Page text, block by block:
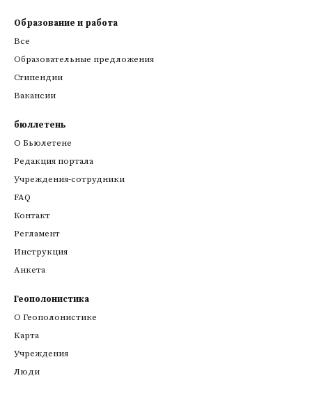
Образование и работа
Все
Образовательные предложения
Стипендии
Вакансии
бюллетень
О Бьюлетене
Редакция портала
Учреждения-сотрудники
FAQ
Контакт
Регламент
Инструкция
Анкета
Геополонистика
О Геополонистике
Kарта
Учреждения
Люди